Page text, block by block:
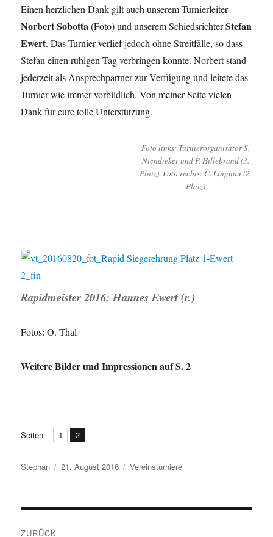
Einen herzlichen Dank gilt auch unserem Turnierleiter
Norbert Sobotta(Foto) und unserem SchiedsrichterStefan
Ewert. Das Turnier verlief jedoch ohne Streitfälle, so dass
Stefan einen ruhigen Tag verbringen konnte. Norbert stand
jederzeit als Ansprechpartner zur Verfügung und leitete das
Turnier wie immer vorbildlich. Von meiner Seite vielen
Dank für eure tolle Unterstützung.
Foto links: Turnierorganisator S.
Niendieker und P. Hillebrand (3.
Platz). Foto rechts: C. Lingnau (2.
Platz)
Rapidmeister 2016: Hannes Ewert (r.)
Fotos: O. Thal
Weitere Bilder und Impressionen auf S. 2
Seiten: Seite
1 ,
Seite
2
Autor
Stephan
Veröffentlicht
21. August 2016 Kategorien
Vereinsturniere
ZURÜCK